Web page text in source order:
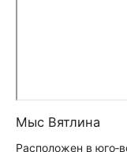
Мыс Вятлина
Расположен в